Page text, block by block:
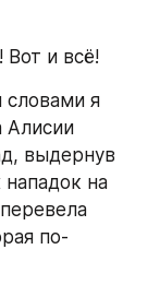
Вот и всё!
словами я
Алисии
выдернув
нападок на
по-